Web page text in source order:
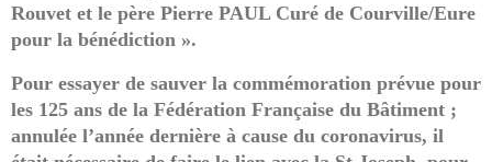
Rouvet et le père Pierre PAUL Curé de Courville/Eure
pour la bénédiction ».
Pour essayer de sauver la commémoration prévue pour
les 125 ans de la Fédération Française du Bâtiment ;
annulée l’année dernière à cause du coronavirus, il